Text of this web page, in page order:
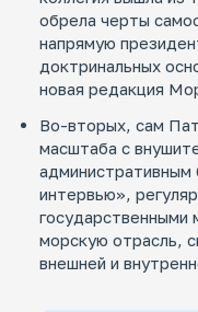
обрела черты
напрямую
доктринальных
новая редакция
Во-вторых, сам
масштаба с
административным
интервью»,
государственными
морскую отрасль,
внешней и